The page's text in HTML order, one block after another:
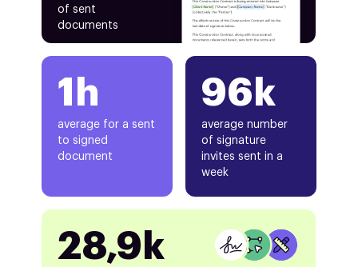
of sent
documents
1h
average for a sent
to signed
document
96k
average number
of signature
invites sent in a
week
28,9k